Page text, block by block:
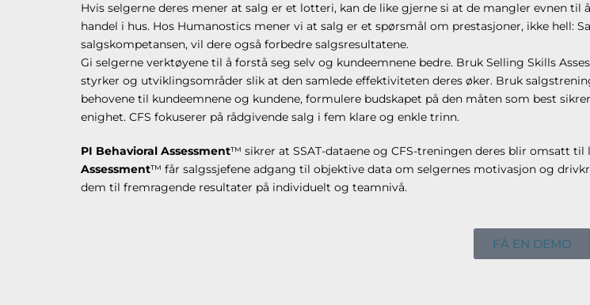
Hvis selgerne deres mener at salg er et lotteri, kan de like gjerne si at de mangler evnen
handel i hus. Hos Humanostics mener vi at salg er et spørsmål om prestasjoner, ikke hell:
salgskompetansen, vil dere også forbedre salgsresultatene.
Gi selgerne verktøyene til å forstå seg selv og kundeemnene bedre. Bruk Selling Skills
styrker og utviklingsområder slik at den samlede effektiviteten deres øker. Bruk
behovene til kundeemnene og kundene, formulere budskapet på den måten som best
enighet. CFS fokuserer på rådgivende salg i fem klare og enkle trinn.
PI Behavioral Assessment™ sikrer at SSAT-dataene og CFS-treningen deres blir omsatt
Assessment™ får salgssjefene adgang til objektive data om selgernes motivasjon og
dem til fremragende resultater på individuelt og teamnivå.
FÅ EN DEMO